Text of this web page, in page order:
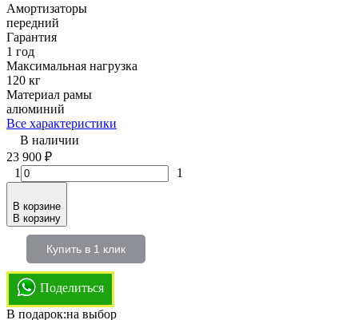
Амортизаторы
передний
Гарантия
1 год
Максимальная нагрузка
120 кг
Материал рамы
алюминий
Все характеристики
В наличии
23 900 ₽
1
1
В корзине
В корзину
Купить в 1 клик
Поделиться
В подарок:на выбор